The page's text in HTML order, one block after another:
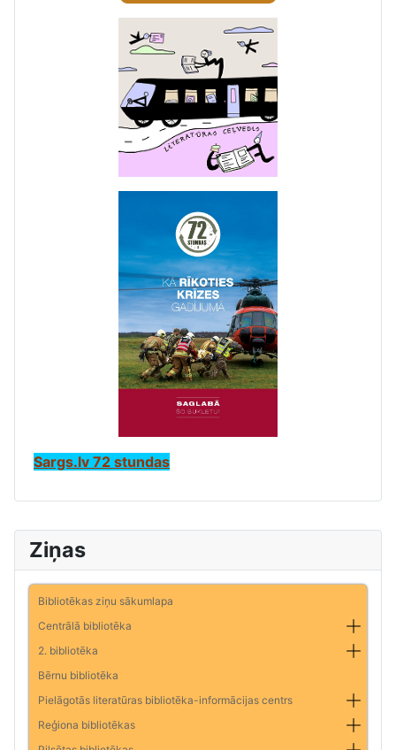
Ziņas
Bibliotēkas ziņu sākumlapa
Centrālā bibliotēka
2. bibliotēka
Bērnu bibliotēka
Pielāgotās literatūras bibliotēka-informācijas centrs
Reģiona bibliotēkas
Sargs.lv 72 stundas